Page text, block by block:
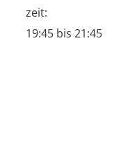
zeit:
19:45 bis 21:45